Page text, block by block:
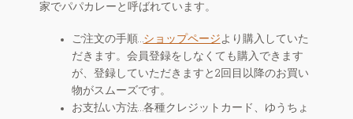
家でパパカレーと呼ばれています。
ご注文の手順… ショップページ より購入していた
だきます。会員登録をしなくても購入できます
が、登録していただきますと2回目以降のお買い
物がスムーズです。
お支払い方法…各種クレジットカード、ゆうちょ